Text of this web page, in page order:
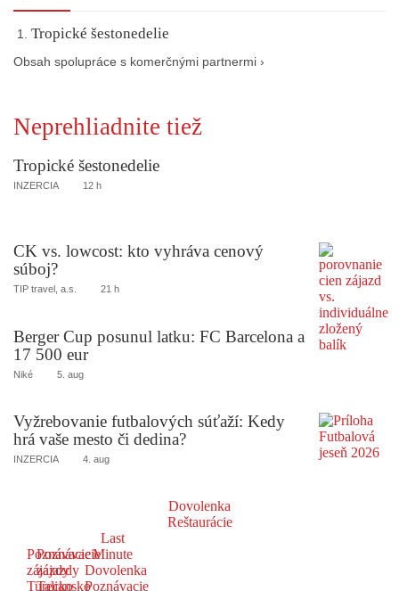
Tropické šestonedelie
Obsah spolupráce s komerčnými partnermi ›
Neprehliadnite tiež
Tropické šestonedelie
INZERCIA 12 h
CK vs. lowcost: kto vyhráva cenový
súboj?
TIP travel, a.s. 21 h
Berger Cup posunul latku: FC Barcelona a
17 500 eur
Niké 5. aug
Vyžrebovanie futbalových súťaží: Kedy
hrá vaše mesto či dedina?
INZERCIA 4. aug
Dovolenka
Reštaurácie
Poznávacie
zájazdy
Turecko
Poznávacie
zájazdy
Taliansko
Last
Minute
Dovolenka
Poznávacie